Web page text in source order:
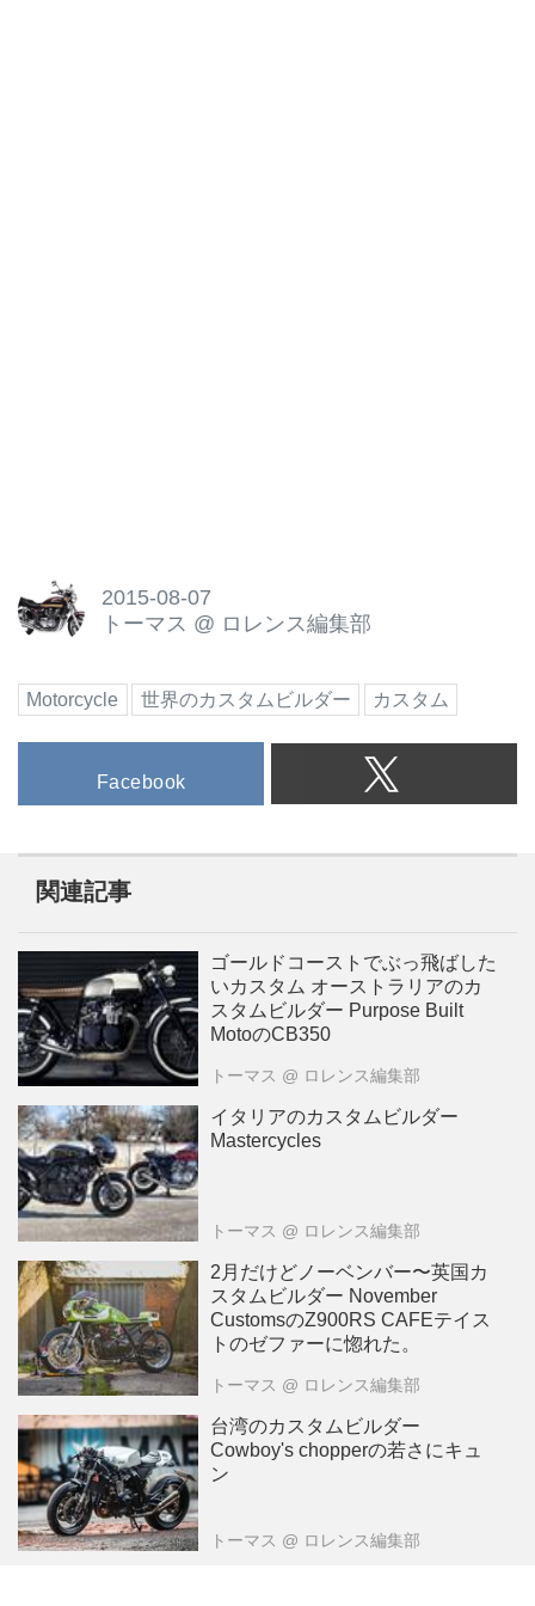
2015-08-07
トーマス @ ロレンス編集部
Motorcycle 世界のカスタムビルダー カスタム
Facebook
関連記事
ゴールドコーストでぶっ飛ばした
いカスタム オーストラリアのカ
スタムビルダー Purpose Built
MotoのCB350
トーマス @ ロレンス編集部
イタリアのカスタムビルダー
Mastercycles
トーマス @ ロレンス編集部
2月だけどノーベンバー〜英国カ
スタムビルダー November
CustomsのZ900RS CAFEテイス
トのゼファーに惚れた。
トーマス @ ロレンス編集部
台湾のカスタムビルダー
Cowboy's chopperの若さにキュ
ン
トーマス @ ロレンス編集部